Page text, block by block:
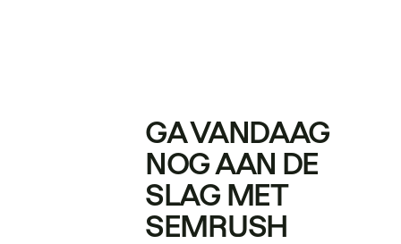
GA VANDAAG
NOG AAN DE
SLAG MET
SEMRUSH